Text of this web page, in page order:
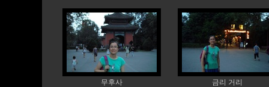
무후사 금리 거리